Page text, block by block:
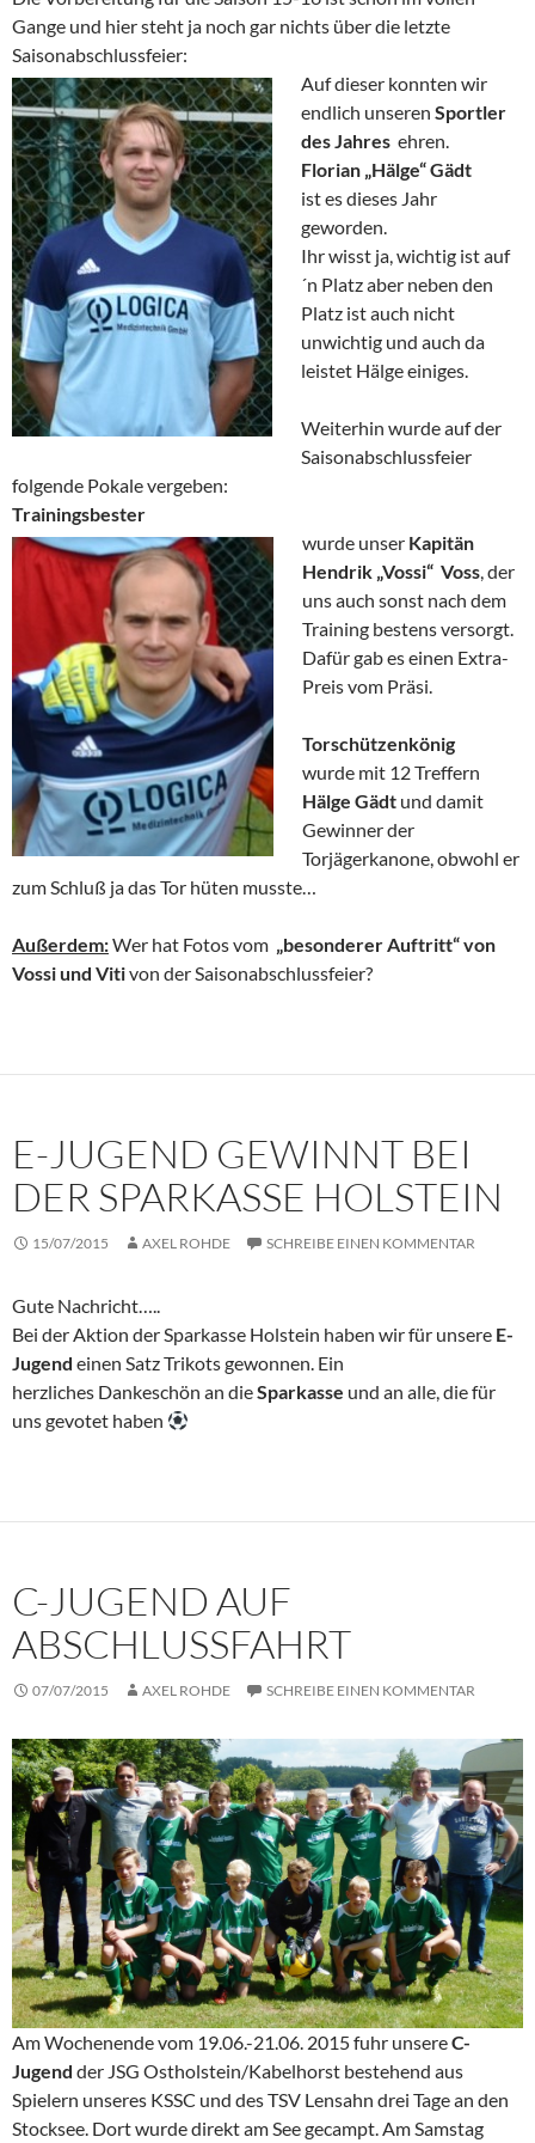
Gange und hier steht ja noch gar nichts über die letzte
Saisonabschlussfeier:
Auf dieser konnten wir
endlich unseren Sportler
des Jahres ehren.
Florian „Hälge“ Gädt
ist es dieses Jahr
geworden.
Ihr wisst ja, wichtig ist auf
´n Platz aber neben den
Platz ist auch nicht
unwichtig und auch da
leistet Hälge einiges.
Weiterhin wurde auf der
Saisonabschlussfeier
folgende Pokale vergeben:
Trainingsbester
wurde unser Kapitän
Hendrik „Vossi“ Voss, der
uns auch sonst nach dem
Training bestens versorgt.
Dafür gab es einen Extra-
Preis vom Präsi.
Torschützenkönig
wurde mit 12 Treffern
Hälge Gädt und damit
Gewinner der
Torjägerkanone, obwohl er
zum Schluß ja das Tor hüten musste…
Außerdem:Wer hat Fotos vom „besonderer Auftritt“ von
Vossi und Vitivon der Saisonabschlussfeier?
E-JUGEND GEWINNT BEI
DER SPARKASSE HOLSTEIN
15/07/2015 AXEL ROHDE SCHREIBE EINEN KOMMENTAR
Gute Nachricht…..
Bei der Aktion der Sparkasse Holstein haben wir für unsere E-
Jugend einen Satz Trikots gewonnen. Ein
herzliches Dankeschön an dieSparkasse und an alle, die für
uns gevotet haben
C-JUGEND AUF
ABSCHLUSSFAHRT
07/07/2015 AXEL ROHDE SCHREIBE EINEN KOMMENTAR
Am Wochenende vom 19.06.-21.06. 2015 fuhr unsereC-
Jugend der JSG Ostholstein/Kabelhorst bestehend aus
Spielern unseres KSSC und des TSV Lensahn drei Tage an den
Stocksee. Dort wurde direkt am See gecampt. Am Samstag